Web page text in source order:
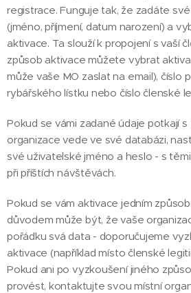
registrace. Funguje tak, že zadáte své
(jméno, příjmení, datum narození) a
aktivace. Ta slouží k propojení s vaší
způsob aktivace můžete vybrat
může vaše MO zaslat na email), číslo
rybářského lístku nebo číslo členské
Pokud se vámi zadané údaje potkají
organizace vede ve své databázi,
své uživatelské jméno a heslo - s
při příštích návštěvách.
Pokud se vám aktivace jedním
důvodem může být, že vaše
pořádku svá data - doporučujeme
aktivace (například místo členské
Pokud ani po vyzkoušení jiného
provést, kontaktujte svou místní